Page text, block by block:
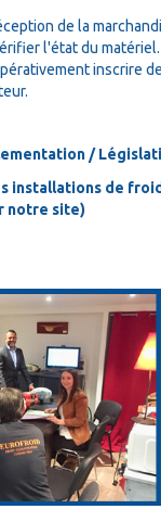
de la
l'état du matériel.
inscrire
/
installations de
notre site)